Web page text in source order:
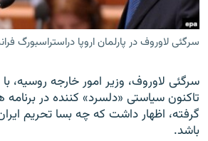
زبان‌های دیگر
سرگئی لاوروف در پارلمان اروپا دراستراسبورگ فرانسه؛
سرگئی لاوروف، وزیر امور خارجه روسیه، با
تاکنون سیاستی «دلسرد» کننده در
گرفته، اظهار داشت که چه بسا تحریم
باشد.